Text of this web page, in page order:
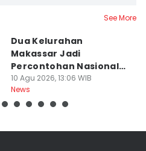
See More
Dua Kelurahan
Makassar Jadi
Percontohan Nasional
Sadar HAM
10 Agu 2026, 13:06 WIB
News